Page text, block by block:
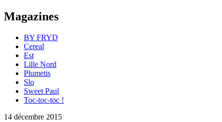
Magazines
BY FRYD
Cereal
Est
Lille Nord
Plumetis
Slo
Sweet Paul
Toc-toc-toc !
14 décembre 2015